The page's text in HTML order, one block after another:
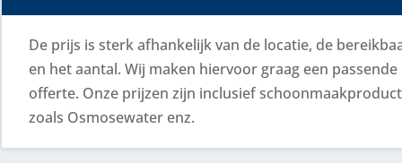
De prijs is sterk afhankelijk van de locatie, de
en het aantal. Wij maken hiervoor graag een passende
offerte. Onze prijzen zijn inclusief
zoals Osmosewater enz.